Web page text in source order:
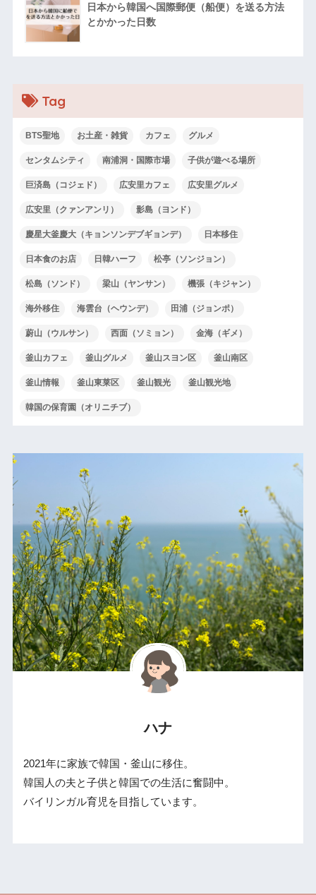
日本から韓国へ国際郵便（船便）を送る方法
とかかった日数
Tag
BTS聖地 お土産・雑貨 カフェ グルメ
センタムシティ 南浦洞・国際市場 子供が遊べる場所
巨済島（コジェド） 広安里カフェ 広安里グルメ
広安里（クァンアンリ） 影島（ヨンド）
慶星大釜慶大（キョンソンデブギョンデ） 日本移住
日本食のお店 日韓ハーフ 松亭（ソンジョン）
松島（ソンド） 梁山（ヤンサン） 機張（キジャン）
海外移住 海雲台（ヘウンデ） 田浦（ジョンポ）
蔚山（ウルサン） 西面（ソミョン） 金海（ギメ）
釜山カフェ 釜山グルメ 釜山スヨン区 釜山南区
釜山情報 釜山東莱区 釜山観光 釜山観光地
韓国の保育園（オリニチブ）
ハナ
2021年に家族で韓国・釜山に移住。
韓国人の夫と子供と韓国での生活に奮闘中。
バイリンガル育児を目指しています。